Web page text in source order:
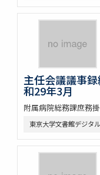
主任会議議事
和29年3月
附属病院総務課庶務掛
東京大学文書館デジタ